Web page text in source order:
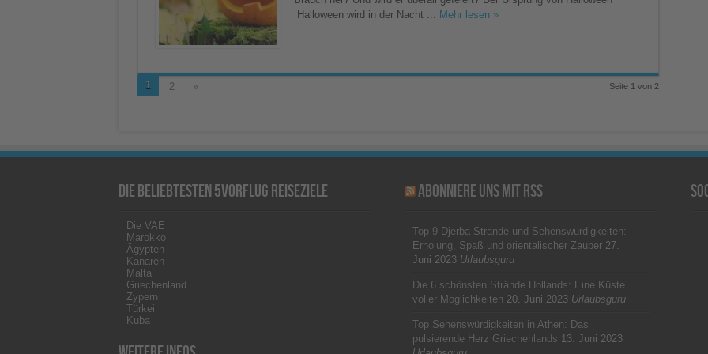
Halloween wird in der Nacht ...
Mehr lesen »
Seite 1 von 2
1 2 »
Die beliebtesten 5vorFlug Reiseziele
Die VAE
Marokko
Ägypten
Kanaren
Malta
Griechenland
Zypern
Türkei
Kuba
Abonniere uns mit RSS
Top 9 Djerba Strände und Sehenswürdigkeiten:
Erholung, Spaß und orientalischer Zauber 27.
Juni 2023 Urlaubsguru
Die 6 schönsten Strände Hollands: Eine Küste
voller Möglichkeiten 20. Juni 2023 Urlaubsguru
Top Sehenswürdigkeiten in Athen: Das
pulsierende Herz Griechenlands 13. Juni 2023